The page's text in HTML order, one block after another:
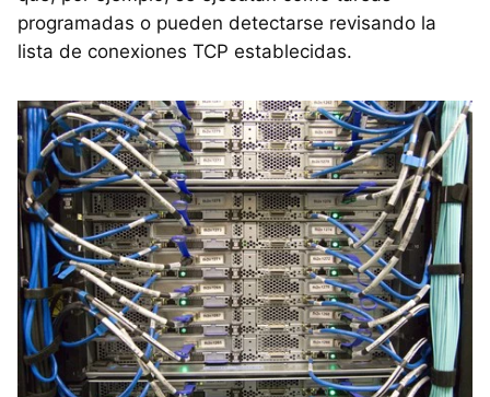
programadas o pueden detectarse revisando la
lista de conexiones TCP establecidas.